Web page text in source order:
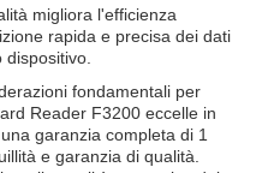
migliora l'efficienza
rapida e precisa dei dati
fondamentali per
Reader F3200 eccelle in
garanzia completa di 1
e garanzia di qualità.